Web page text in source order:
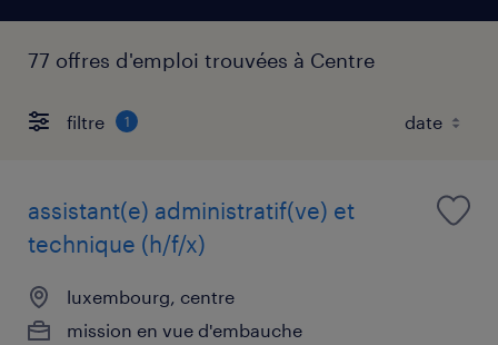
77 offres d'emploi trouvées à Centre
filtre 1
assistant(e) administratif(ve) et
technique (h/f/x)
luxembourg, centre
mission en vue d'embauche